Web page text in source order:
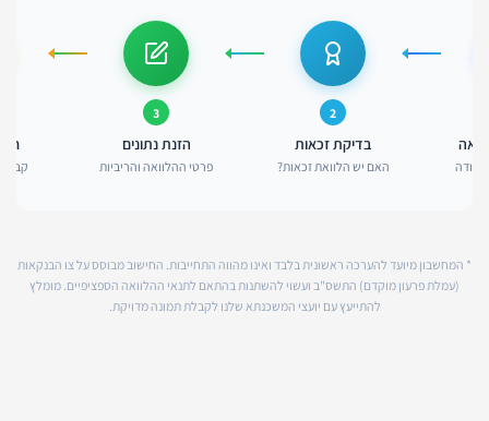
2
בדיקת זכאות
האם יש הלוואת זכאות?
3
הזנת נתונים
פרטי ההלוואה והריביות קבלת
* המחשבון מיועד להערכה ראשונית בלבד ואינו מהווה התחייבות. החישוב מבוסס על צו הבנקאות
(עמלת פרעון מוקדם) התשס"ב ועשוי להשתנות בהתאם לתנאי ההלוואה הספציפיים. מומלץ
להתייעץ עם יועצי המשכנתא שלנו לקבלת תמונה מדויקת.